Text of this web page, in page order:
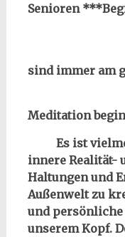
Senioren
sind immer am
Meditation
Es ist
innere Realität-
Haltungen und
Außenwelt zu
und persönliche
unserem Kopf.